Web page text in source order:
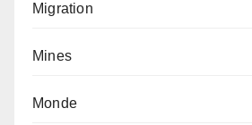
Migration
Mines
Monde